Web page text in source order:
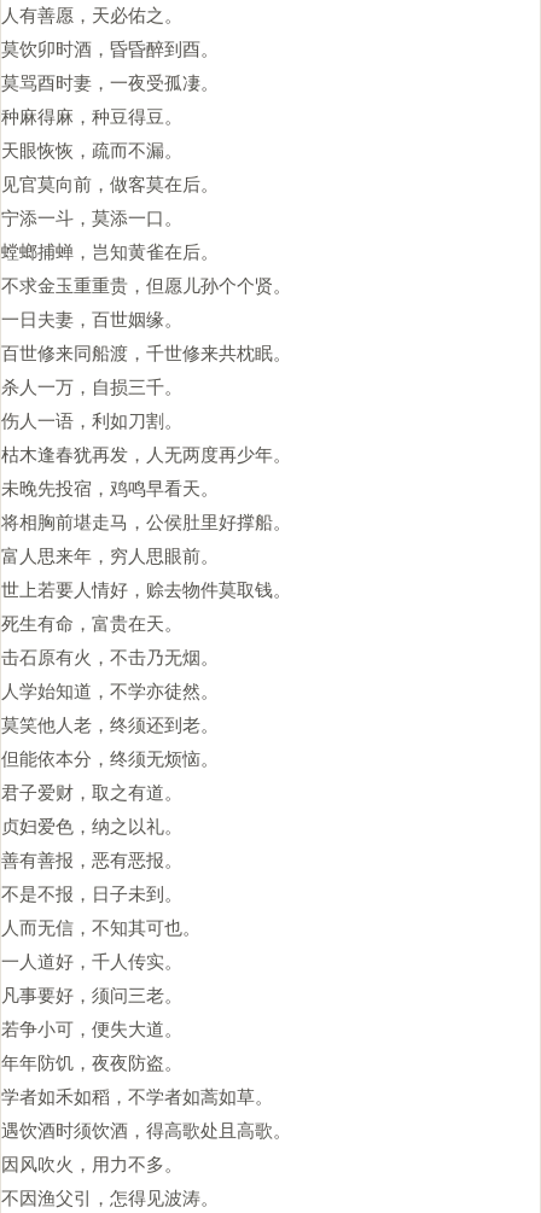
人有善愿，天必佑之。
莫饮卯时酒，昏昏醉到酉。
莫骂酉时妻，一夜受孤凄。
种麻得麻，种豆得豆。
天眼恢恢，疏而不漏。
见官莫向前，做客莫在后。
宁添一斗，莫添一口。
螳螂捕蝉，岂知黄雀在后。
不求金玉重重贵，但愿儿孙个个贤。
一日夫妻，百世姻缘。
百世修来同船渡，千世修来共枕眠。
杀人一万，自损三千。
伤人一语，利如刀割。
枯木逢春犹再发，人无两度再少年。
未晚先投宿，鸡鸣早看天。
将相胸前堪走马，公侯肚里好撑船。
富人思来年，穷人思眼前。
世上若要人情好，赊去物件莫取钱。
死生有命，富贵在天。
击石原有火，不击乃无烟。
人学始知道，不学亦徒然。
莫笑他人老，终须还到老。
但能依本分，终须无烦恼。
君子爱财，取之有道。
贞妇爱色，纳之以礼。
善有善报，恶有恶报。
不是不报，日子未到。
人而无信，不知其可也。
一人道好，千人传实。
凡事要好，须问三老。
若争小可，便失大道。
年年防饥，夜夜防盗。
学者如禾如稻，不学者如蒿如草。
遇饮酒时须饮酒，得高歌处且高歌。
因风吹火，用力不多。
不因渔父引，怎得见波涛。